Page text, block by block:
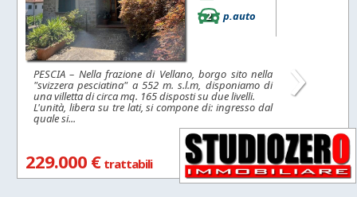
2
p.auto
PESCIA – Nella frazione di Vellano, borgo sito nella
"svizzera pesciatina" a 552 m. s.l.m, disponiamo di
una villetta di circa mq. 165 disposti su due livelli.
L'unità, libera su tre lati, si compone di: ingresso dal
quale si...
›
229.000 € trattabili